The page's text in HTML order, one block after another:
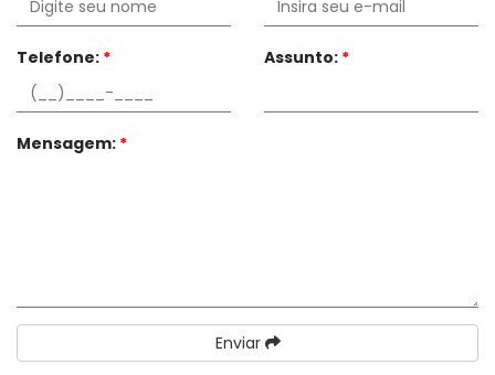
Telefone: * Assunto: *
Mensagem: *
Enviar